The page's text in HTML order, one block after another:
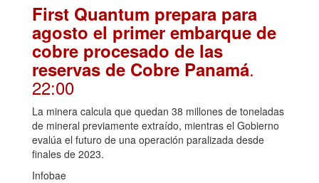
First Quantum prepara para
agosto el primer embarque de
cobre procesado de las
reservas de Cobre Panamá.
22:00
La minera calcula que quedan 38 millones de toneladas
de mineral previamente extraído, mientras el Gobierno
evalúa el futuro de una operación paralizada desde
finales de 2023.
Infobae